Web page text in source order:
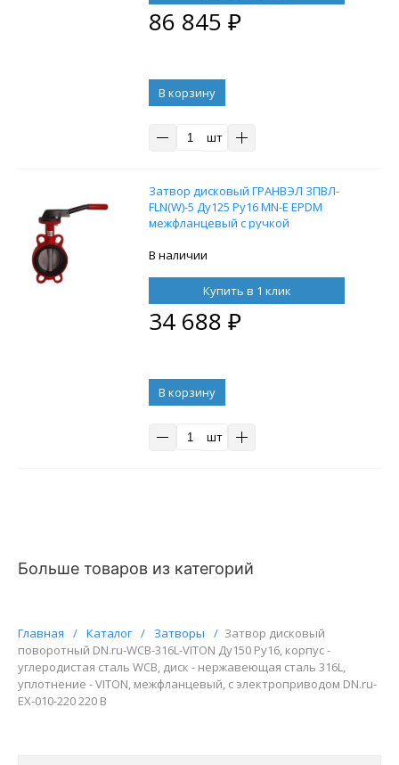
86 845 ₽
В корзину
шт
Затвор дисковый ГРАНВЭЛ ЗПВЛ-
FLN(W)-5 Ду125 Ру16 MN-E EPDM
межфланцевый с ручкой
В наличии
Купить в 1 клик
34 688 ₽
В корзину
шт
Больше товаров из категорий
Главная / Каталог / Затворы / Затвор дисковый
поворотный DN.ru-WCB-316L-VITON Ду150 Ру16, корпус -
углеродистая сталь WCB, диск - нержавеющая сталь 316L,
уплотнение - VITON, межфланцевый, с электроприводом DN.ru-
EX-010-220 220 В